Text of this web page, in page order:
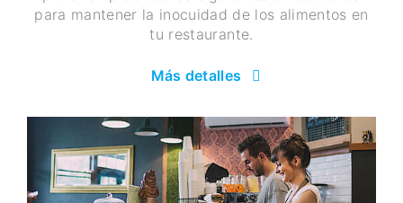
para mantener la inocuidad de los alimentos en
tu restaurante.
Más detalles